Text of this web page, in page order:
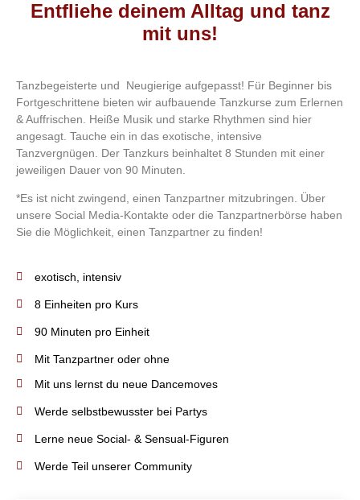
Entfliehe deinem Alltag und tanz
mit uns!
Tanzbegeisterte und Neugierige aufgepasst! Für Beginner bis
Fortgeschrittene bieten wir aufbauende Tanzkurse zum Erlernen
& Auffrischen. Heiße Musik und starke Rhythmen sind hier
angesagt. Tauche ein in das exotische, intensive
Tanzvergnügen. Der Tanzkurs beinhaltet 8 Stunden mit einer
jeweiligen Dauer von 90 Minuten.
*Es ist nicht zwingend, einen Tanzpartner mitzubringen. Über
unsere Social Media-Kontakte oder die Tanzpartnerbörse haben
Sie die Möglichkeit, einen Tanzpartner zu finden!
exotisch, intensiv
8 Einheiten pro Kurs
90 Minuten pro Einheit
Mit Tanzpartner oder ohne
Mit uns lernst du neue Dancemoves
Werde selbstbewusster bei Partys
Lerne neue Social- & Sensual-Figuren
Werde Teil unserer Community